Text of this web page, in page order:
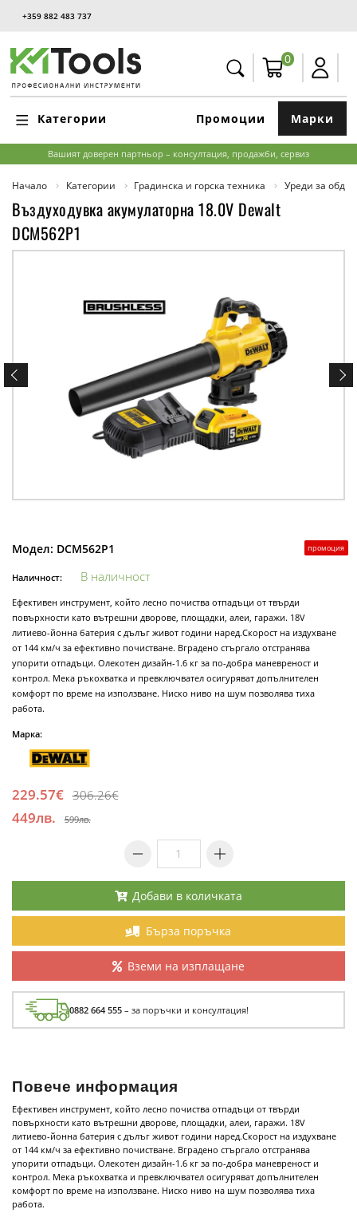
+359 882 483 737
0
Категории Марки
Промоции
Вашият доверен партньор – консултация, продажби, сервиз
Начало Категории Градинска и горска техника Уреди за
Въздуходувка акумулаторна 18.0V Dewalt
DCM562P1
промоция
Модел: DCM562P1
Наличност: В наличност
Ефективен инструмент, който лесно почиства отпадъци от твърди
повърхности като вътрешни дворове, площадки, алеи, гаражи. 18V
литиево-йонна батерия с дълъг живот години наред.Скорост на издухване
от 144 км/ч за ефективно почистване. Вградено стъргало отстранява
упорити отпадъци. Олекотен дизайн-1.6 кг за по-добра маневреност и
контрол. Мека ръкохватка и превключвател осигуряват допълнителен
комфорт по време на използване. Ниско ниво на шум позволява тиха
работа.
Марка:
229.57€ 306.26€
449лв. 599лв.
Добави в количката
Бърза поръчка
Вземи на изплащане
0882 664 555 – за поръчки и консултация!
Повече информация
Ефективен инструмент, който лесно почиства отпадъци от твърди
повърхности като вътрешни дворове, площадки, алеи, гаражи. 18V
литиево-йонна батерия с дълъг живот години наред.Скорост на издухване
от 144 км/ч за ефективно почистване. Вградено стъргало отстранява
упорити отпадъци. Олекотен дизайн-1.6 кг за по-добра маневреност и
контрол. Мека ръкохватка и превключвател осигуряват допълнителен
комфорт по време на използване. Ниско ниво на шум позволява тиха
работа.